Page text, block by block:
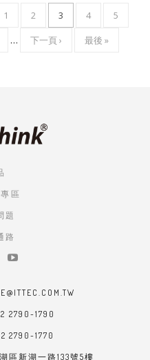
頁1
頁
2
目
前
頁
3
頁
4
頁
5
…
下
下一頁 ›
LAST
最後 »
區
題
路
2790-1790
2790-1770
區新湖一路133號5樓